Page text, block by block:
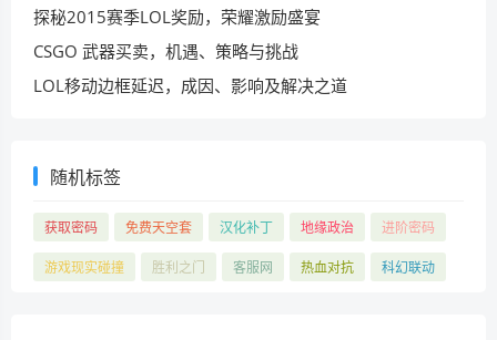
探秘2015赛季LOL奖励，荣耀激励盛宴
CSGO 武器买卖，机遇、策略与挑战
LOL移动边框延迟，成因、影响及解决之道
随机标签
获取密码 免费天空套 汉化补丁 地缘政治 进阶密码
游戏现实碰撞 胜利之门 客服网 热血对抗 科幻联动